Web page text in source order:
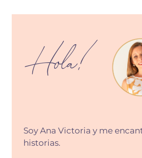
Hola!
Soy Ana Victoria y me
historias.